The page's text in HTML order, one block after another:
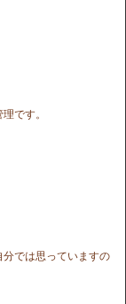
です。
では思っていますの